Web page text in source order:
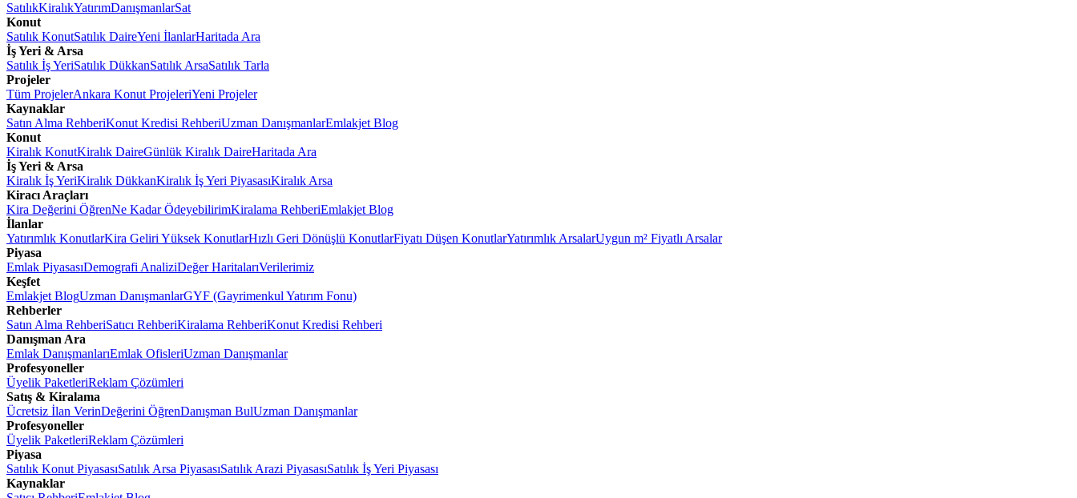
SatılıkKiralıkYatırımDanışmanlarSat
Konut
Satılık KonutSatılık DaireYeni İlanlarHaritada Ara
İş Yeri & Arsa
Satılık İş YeriSatılık DükkanSatılık ArsaSatılık Tarla
Projeler
Tüm ProjelerAnkara Konut ProjeleriYeni Projeler
Kaynaklar
Satın Alma RehberiKonut Kredisi RehberiUzman DanışmanlarEmlakjet Blog
Konut
Kiralık KonutKiralık DaireGünlük Kiralık DaireHaritada Ara
İş Yeri & Arsa
Kiralık İş YeriKiralık DükkanKiralık İş Yeri PiyasasıKiralık Arsa
Kiracı Araçları
Kira Değerini ÖğrenNe Kadar ÖdeyebilirimKiralama RehberiEmlakjet Blog
İlanlar
Yatırımlık KonutlarKira Geliri Yüksek KonutlarHızlı Geri Dönüşlü KonutlarFiyatı Düşen KonutlarYatırımlık ArsalarUygun m² Fiyatlı Arsalar
Piyasa
Emlak PiyasasıDemografi AnaliziDeğer HaritalarıVerilerimiz
Keşfet
Emlakjet BlogUzman DanışmanlarGYF (Gayrimenkul Yatırım Fonu)
Rehberler
Satın Alma RehberiSatıcı RehberiKiralama RehberiKonut Kredisi Rehberi
Danışman Ara
Emlak DanışmanlarıEmlak OfisleriUzman Danışmanlar
Profesyoneller
Üyelik PaketleriReklam Çözümleri
Satış & Kiralama
Ücretsiz İlan VerinDeğerini ÖğrenDanışman BulUzman Danışmanlar
Profesyoneller
Üyelik PaketleriReklam Çözümleri
Piyasa
Satılık Konut PiyasasıSatılık Arsa PiyasasıSatılık Arazi PiyasasıSatılık İş Yeri Piyasası
Kaynaklar